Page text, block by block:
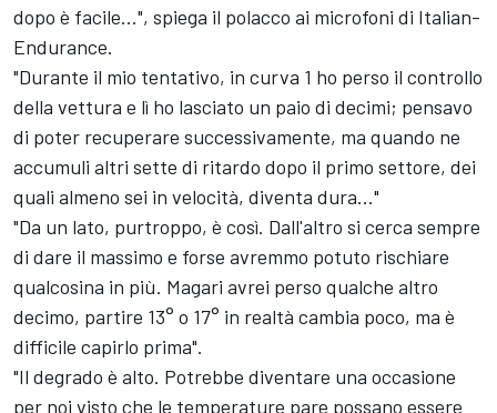
dopo è facile...", spiega il polacco ai microfoni di Italian-
Endurance.
"Durante il mio tentativo, in curva 1 ho perso il controllo
della vettura e lì ho lasciato un paio di decimi; pensavo
di poter recuperare successivamente, ma quando ne
accumuli altri sette di ritardo dopo il primo settore, dei
quali almeno sei in velocità, diventa dura..."
"Da un lato, purtroppo, è così. Dall'altro si cerca sempre
di dare il massimo e forse avremmo potuto rischiare
qualcosina in più. Magari avrei perso qualche altro
decimo, partire 13° o 17° in realtà cambia poco, ma è
difficile capirlo prima".
"Il degrado è alto. Potrebbe diventare una occasione
per noi visto che le temperature pare possano essere